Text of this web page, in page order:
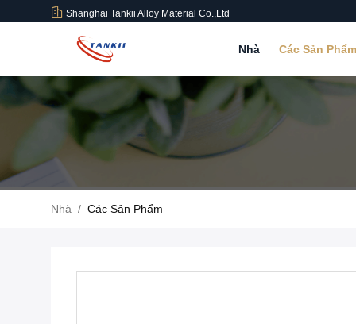
Shanghai Tankii Alloy Material Co.,Ltd
Nhà Các Sản Phẩm
Nhà / Các Sản Phẩm